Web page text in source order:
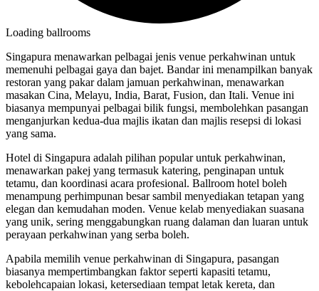
Loading ballrooms
Singapura menawarkan pelbagai jenis venue perkahwinan untuk
memenuhi pelbagai gaya dan bajet. Bandar ini menampilkan banyak
restoran yang pakar dalam jamuan perkahwinan, menawarkan
masakan Cina, Melayu, India, Barat, Fusion, dan Itali. Venue ini
biasanya mempunyai pelbagai bilik fungsi, membolehkan pasangan
menganjurkan kedua-dua majlis ikatan dan majlis resepsi di lokasi
yang sama.
Hotel di Singapura adalah pilihan popular untuk perkahwinan,
menawarkan pakej yang termasuk katering, penginapan untuk
tetamu, dan koordinasi acara profesional. Ballroom hotel boleh
menampung perhimpunan besar sambil menyediakan tetapan yang
elegan dan kemudahan moden. Venue kelab menyediakan suasana
yang unik, sering menggabungkan ruang dalaman dan luaran untuk
perayaan perkahwinan yang serba boleh.
Apabila memilih venue perkahwinan di Singapura, pasangan
biasanya mempertimbangkan faktor seperti kapasiti tetamu,
kebolehcapaian lokasi, ketersediaan tempat letak kereta, dan